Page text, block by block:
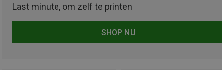
Last minute, om zelf te printen
SHOP NU